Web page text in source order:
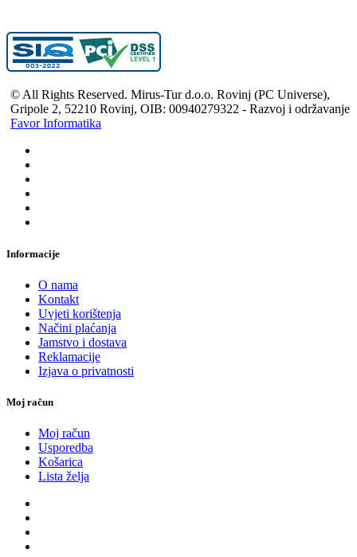
© All Rights Reserved. Mirus-Tur d.o.o. Rovinj (PC Universe),
Gripole 2, 52210 Rovinj, OIB: 00940279322 - Razvoj i održavanje
Favor Informatika
Informacije
O nama
Kontakt
Uvjeti korištenja
Načini plaćanja
Jamstvo i dostava
Reklamacije
Izjava o privatnosti
Moj račun
Moj račun
Usporedba
Košarica
Lista želja